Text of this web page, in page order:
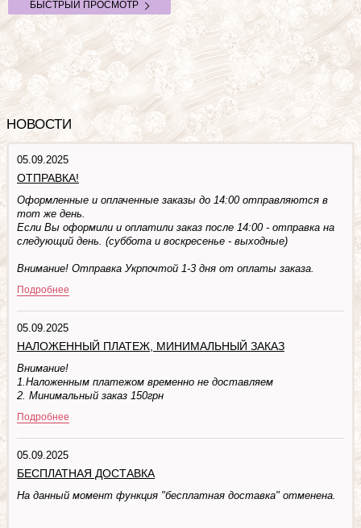
БЫСТРЫЙ ПРОСМОТР
НОВОСТИ
05.09.2025
ОТПРАВКА!
Оформленные и оплаченные заказы до 14:00 отправляются в
тот же день.
Если Вы оформили и оплатили заказ после 14:00 - отправка на
следующий день. (суббота и воскресенье - выходные)
Внимание! Отправка Укрпочтой 1-3 дня от оплаты заказа.
Подробнее
05.09.2025
НАЛОЖЕННЫЙ ПЛАТЕЖ, МИНИМАЛЬНЫЙ ЗАКАЗ
Внимание!
1.Наложенным платежом временно не доставляем
2. Минимальный заказ 150грн
Подробнее
05.09.2025
БЕСПЛАТНАЯ ДОСТАВКА
На данный момент функция "бесплатная доставка" отменена.